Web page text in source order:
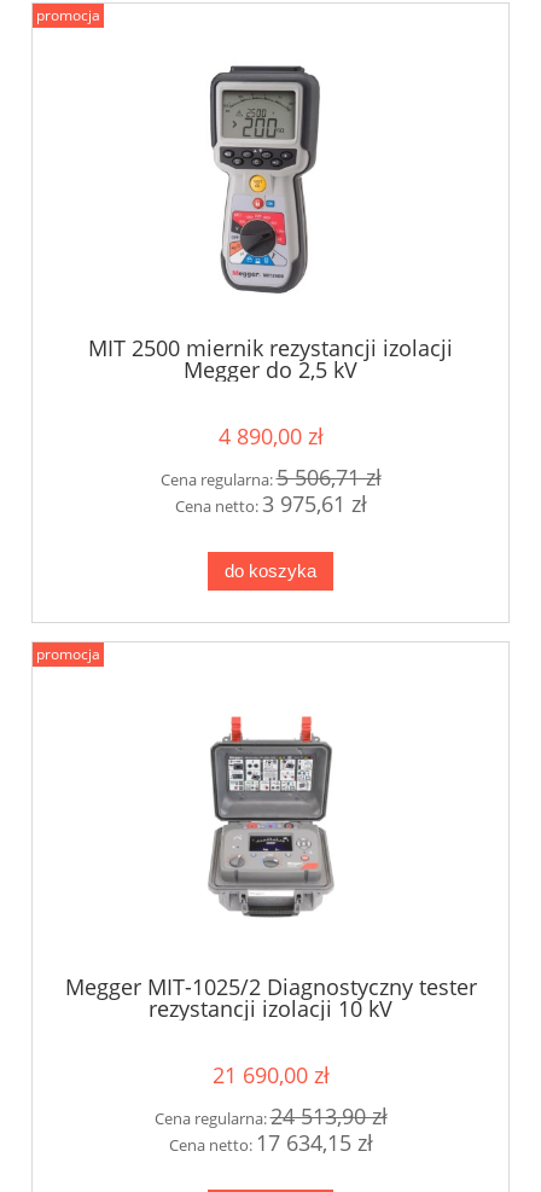
MIT 2500 miernik rezystancji izolacji
Megger do 2,5 kV
4 890,00 zł
Cena regularna:5 506,71 zł
Cena netto:3 975,61 zł
do koszyka
promocja
Megger MIT-1025/2 Diagnostyczny tester
rezystancji izolacji 10 kV
21 690,00 zł
Cena regularna:24 513,90 zł
Cena netto: 17 634,15 zł
promocja